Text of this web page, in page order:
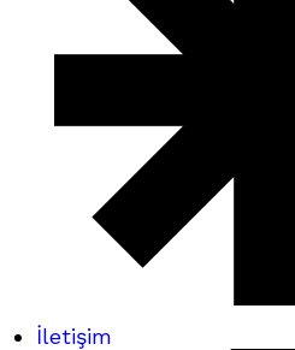
İletişim